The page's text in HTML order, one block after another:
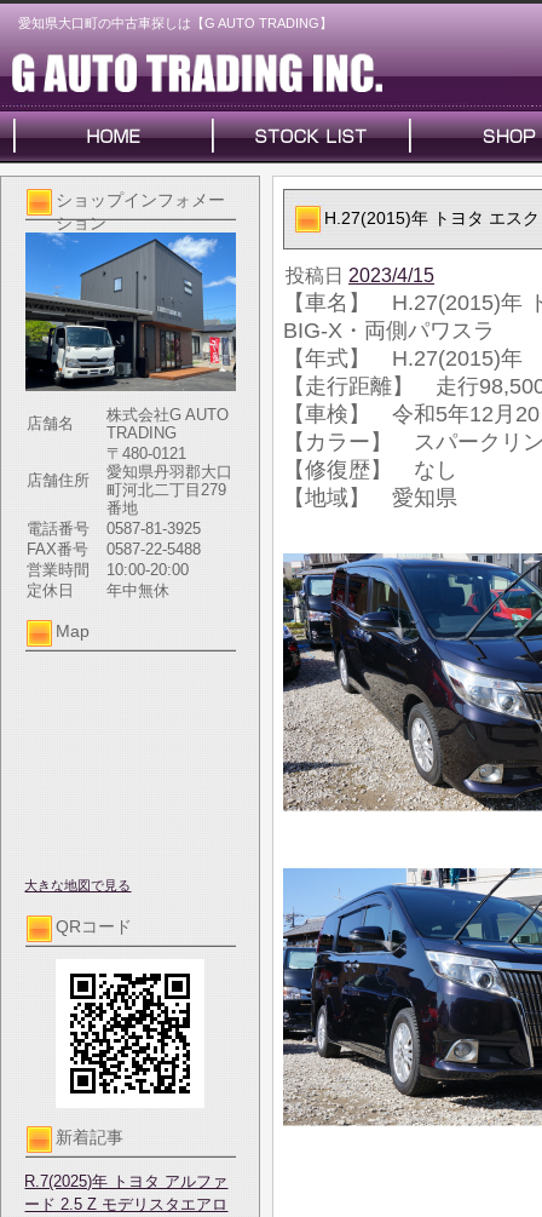
愛知県大口町の中古車探しは【G AUTO TRADING】
ショップインフォメー
ション
店舗名
株式会社G AUTO
TRADING
店舗住所
〒480-0121
愛知県丹羽郡大口
町河北二丁目279
番地
電話番号
0587-81-3925
FAX番号
0587-22-5488
営業時間
10:00-20:00
定休日
年中無休
Map
大きな地図で見る
QRコード
新着記事
R.7(2025)年 トヨタ アルファ
ード 2.5 Z モデリスタエアロ
H.27(2015)年 トヨタ エス
投稿日 2023/4/15
【車名】 H.27(2015)年
BIG-X・両側パワスラ
【年式】 H.27(2015)年
【走行距離】 走行
【車検】 令和5年12月
【カラー】 スパークリ
【修復歴】 なし
【地域】 愛知県